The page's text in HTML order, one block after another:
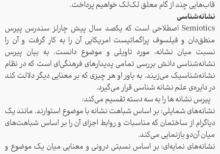
قاب‌هایی چند از گام معلق لک‌لک خواهیم پرداخت.
نشانه‌شناسی
Semiotics اصطلاحی است که یکصد سال پیش چارلز سندرس پیرس
منطق‌دان و فیلسوف پراگماتیست امریکایی آن را به کار گرفت و آن را
نسبت میان نشانه، مورد تاویلی و موضوع دانست. به بیان پیرس
نشانه‌شناسی دانش بررسی تمامی پدیدارهای فرهنگی‌ای است که در نظام
نشانه‌شناسیک می‌زیند. به باور او هر چیزی که بر معنایی دیگر دلالت کند
در دایره‌ی علم نشانه شناسی قرار می‌گیرد.
پیرس نشانه ها را به سه دسته تقسیم می‌کند:
نشانه‌های شمایلی: بر اساس شباهت نشانه با موضوع استوارند. مانند یک
دیاگرام از ساختمان که مناسبات و روابط اجزای آن را بر اساس شباهت‌های
میان آن‌دو بازنمایی می‌کند.
نشانه‌های نمایه‌ای: بر اساس نسبتی درونی و معنایی میان یک موضوع و